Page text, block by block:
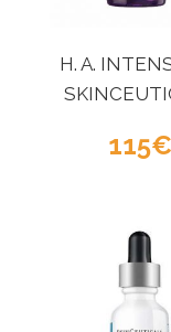
H. A.
115